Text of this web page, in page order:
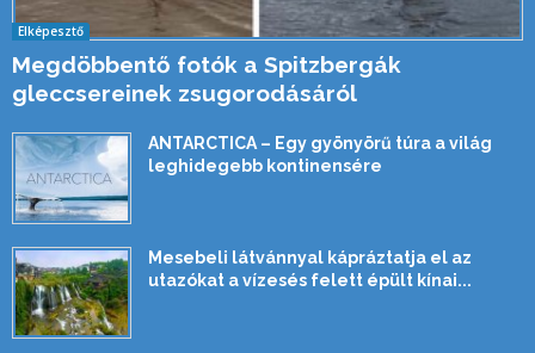
Elképesztő
Megdöbbentő fotók a Spitzbergák
gleccsereinek zsugorodásáról
ANTARCTICA – Egy gyönyörű túra a világ
leghidegebb kontinensére
Mesebeli látvánnyal kápráztatja el az
utazókat a vízesés felett épült kínai...